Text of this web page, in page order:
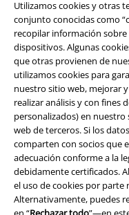
Utilizamos cookies y otras
conjunto conocidas como
recopilar información
dispositivos. Algunas
que otras provienen de
utilizamos cookies para
nuestro sitio web, mejorar
realizar análisis y con fines
personalizados) en nuestro
web de terceros. Si los
comparten con socios que
adecuación conforme a la
debidamente certificados.
el uso de cookies por parte
Alternativamente, puedes
Legal
Términos y Condiciones
Aviso Legal